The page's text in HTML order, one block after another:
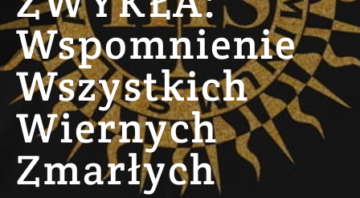
Wspomnienie
Wszystkich
Wiernych
Zmarłych